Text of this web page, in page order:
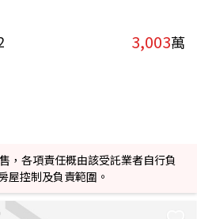
3,003萬
，各項責任概由該受託業者自行負
屋控制及負責範圍。